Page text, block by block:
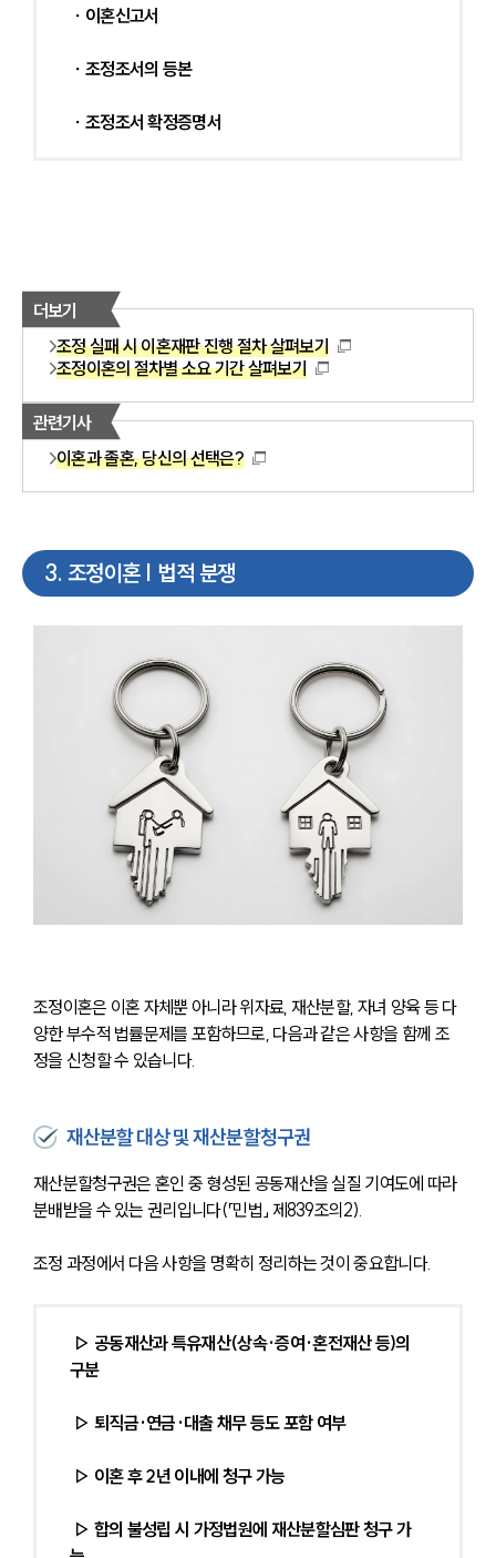
∙ 이혼신고서
∙ 조정조서의 등본
∙ 조정조서 확정증명서
더보기
조정 실패 시 이혼재판 진행 절차 살펴보기
조정이혼의 절차별 소요 기간 살펴보기
관련기사
이혼과 졸혼, 당신의 선택은?
3. 조정이혼 | 법적 분쟁
조정이혼은 이혼 자체뿐 아니라 위자료, 재산분할, 자녀 양육 등 다
양한 부수적 법률문제를 포함하므로, 다음과 같은 사항을 함께 조
정을 신청할 수 있습니다.
재산분할 대상 및 재산분할청구권
재산분할청구권은 혼인 중 형성된 공동재산을 실질 기여도에 따라
분배받을 수 있는 권리입니다(「민법」 제839조의2).
조정 과정에서 다음 사항을 명확히 정리하는 것이 중요합니다.
▷ 공동재산과 특유재산(상속·증여·혼전재산 등)의
구분
▷ 퇴직금·연금·대출 채무 등도 포함 여부
▷ 이혼 후 2년 이내에 청구 가능